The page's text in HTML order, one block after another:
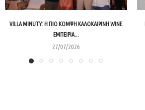
VILLA MINUTY: Η ΠΙΟ ΚΟΜΨΉ ΚΑΛΟΚΑΙΡΙΝΉ WINE
ΕΜΠΕΙΡΊΑ...
27/07/2026